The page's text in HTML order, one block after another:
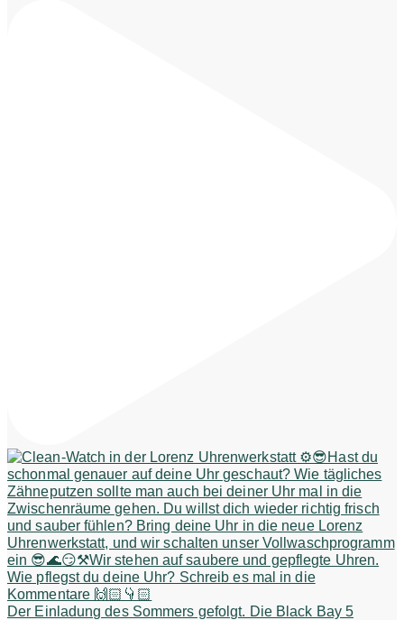
Der Einladung des Sommers gefolgt. Die Black Bay 5